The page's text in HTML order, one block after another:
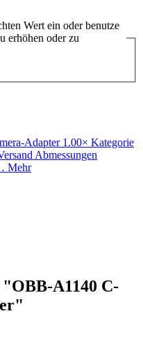
Wert ein oder benutze
erhöhen oder zu
Adapter 1.00× Kategorie
Abmessungen
Mehr
A1140 C-